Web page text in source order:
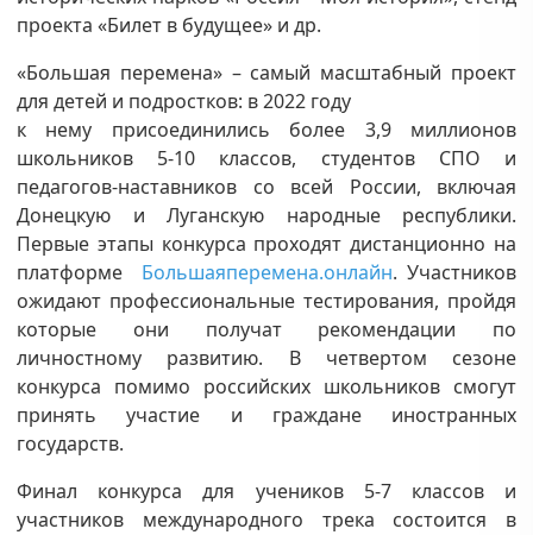
проекта «Билет в будущее» и др.
«Большая перемена» – самый масштабный проект
для детей и подростков: в 2022 году
к нему присоединились более 3,9 миллионов
школьников 5-10 классов, студентов СПО и
педагогов-наставников со всей России, включая
Донецкую и Луганскую народные республики.
Первые этапы конкурса проходят дистанционно на
платформе Большаяперемена.онлайн. Участников
ожидают профессиональные тестирования, пройдя
которые они получат рекомендации по
личностному развитию. В четвертом сезоне
конкурса помимо российских школьников смогут
принять участие и граждане иностранных
государств.
Финал конкурса для учеников 5-7 классов и
участников международного трека состоится в